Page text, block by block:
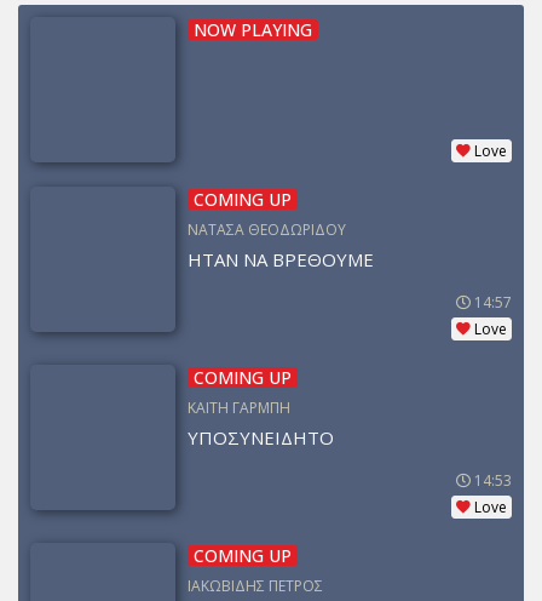
NOW PLAYING
Love
COMING UP
ΝΑΤΑΣΑ ΘΕΟΔΩΡΙΔΟΥ
ΗΤΑΝ ΝΑ ΒΡΕΘΟΥΜΕ
14:57
Love
COMING UP
ΚΑΙΤΗ ΓΑΡΜΠΗ
ΥΠΟΣΥΝΕΙΔΗΤΟ
14:53
Love
COMING UP
ΙΑΚΩΒΙΔΗΣ ΠΕΤΡΟΣ